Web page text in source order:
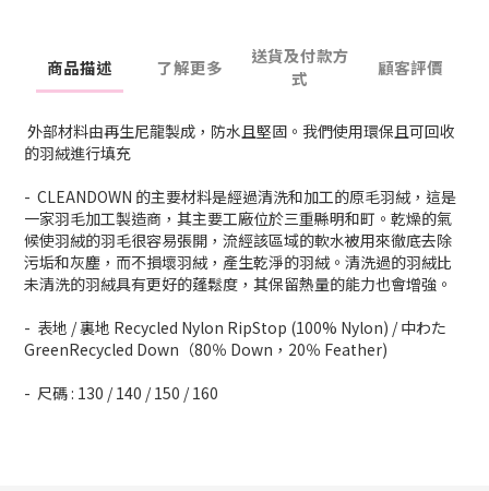
商品描述 了解更多
送貨及付款方
式
顧客評價
外部材料由再生尼龍製成，防水且堅固。我們使用環保且可回收
的羽絨進行填充
- CLEANDOWN 的主要材料是經過清洗和加工的原毛羽絨，這是
一家羽毛加工製造商，其主要工廠位於三重縣明和町。乾燥的氣
候使羽絨的羽毛很容易張開，流經該區域的軟水被用來徹底去除
污垢和灰塵，而不損壞羽絨，產生乾淨的羽絨。清洗過的羽絨比
未清洗的羽絨具有更好的蓬鬆度，其保留熱量的能力也會增強。
- 表地 / 裏地 Recycled Nylon RipStop (100% Nylon) / 中わた
GreenRecycled Down（80％ Down，20％ Feather)
- 尺碼 : 130 / 140 / 150 / 160